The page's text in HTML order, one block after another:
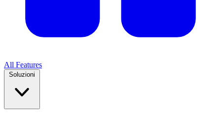
All Features